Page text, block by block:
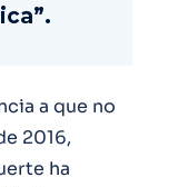
a que no
2016,
ha